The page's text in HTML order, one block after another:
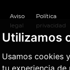
Utilizamos
Usamos cookies
tu experiencia de
Aviso
legal
Política
privacidad